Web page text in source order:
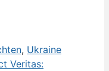
, Ukraine
Veritas: